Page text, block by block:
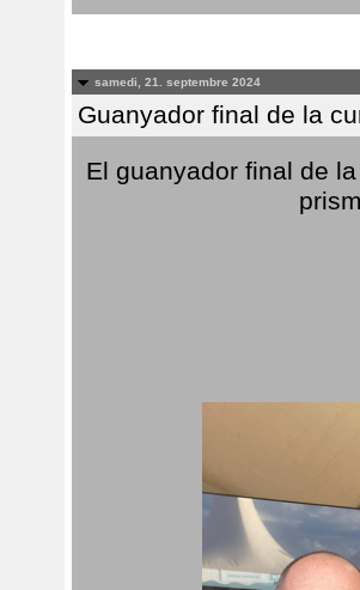
samedi, 21. septembre 2024
Guanyador final de la
El guanyador final de